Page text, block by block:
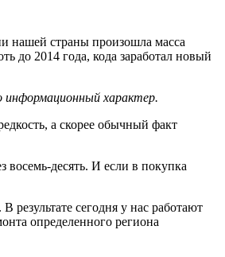
нашей страны произошла масса
до 2014 года, кода заработал новый
информационный характер.
а скорее обычный факт
восемь-десять. И если в покупка
сегодня у нас работают
определенного региона